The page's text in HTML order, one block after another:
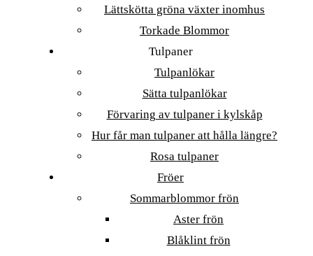
Lättskötta gröna växter inomhus
Torkade Blommor
Tulpaner
Tulpanlökar
Sätta tulpanlökar
Förvaring av tulpaner i kylskåp
Hur får man tulpaner att hålla längre?
Rosa tulpaner
Fröer
Sommarblommor frön
Aster frön
Blåklint frön